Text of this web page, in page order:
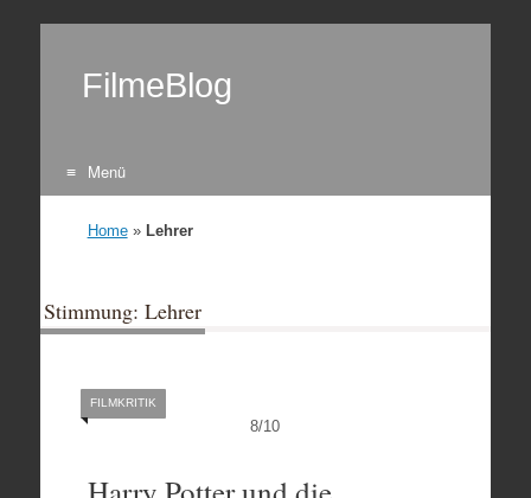
FilmeBlog
Menü
Home» Lehrer
Stimmung: Lehrer
8/10
FILMKRITIK